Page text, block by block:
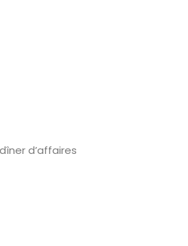
d’affaires